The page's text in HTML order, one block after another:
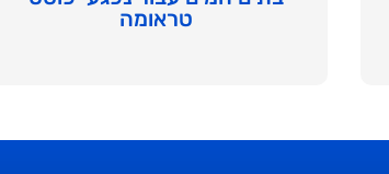
טראומה